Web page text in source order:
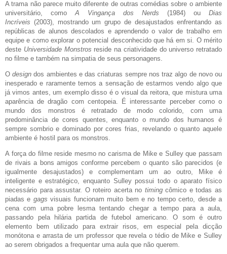
A trama não parece muito diferente de outras comédias sobre o ambiente
universitário, como A Vingança dos Nerds (1984) ou Dias
Incríveis (2003), mostrando um grupo de desajustados enfrentando as
repúblicas de alunos descolados e aprendendo o valor de trabalho em
equipe e como explorar o potencial desconhecido que há em si. O mérito
deste Universidade Monstros reside na criatividade do universo retratado
no filme e também na simpatia de seus personagens.
Odesign dos ambientes e das criaturas sempre nos traz algo de novo ou
inesperado e raramente temos a sensação de estarmos vendo algo que
já vimos antes, um exemplo disso é o visual da reitora, que mistura uma
aparência de dragão com centopeia. É interessante perceber como o
mundo dos monstros é retratado de modo colorido, com uma
predominância de cores quentes, enquanto o mundo dos humanos é
sempre sombrio e dominado por cores frias, revelando o quanto aquele
ambiente é hostil para os monstros.
A força do filme reside mesmo no carisma de Mike e Sulley que passam
de rivais a bons amigos conforme percebem o quanto são parecidos (e
igualmente desajustados) e complementam um ao outro, Mike é
inteligente e estratégico, enquanto Sulley possui todo o aparato físico
necessário para assustar. O roteiro acerta no timingcômico e todas as
piadas e gags visuais funcionam muito bem e no tempo certo, desde a
cena com uma pobre lesma tentando chegar a tempo para a aula,
passando pela hilária partida de futebol americano. O som é outro
elemento bem utilizado para extrair risos, em especial pela dicção
monótona e arrasta de um professor que revela o tédio de Mike e Sulley
ao serem obrigados a frequentar uma aula que não querem.